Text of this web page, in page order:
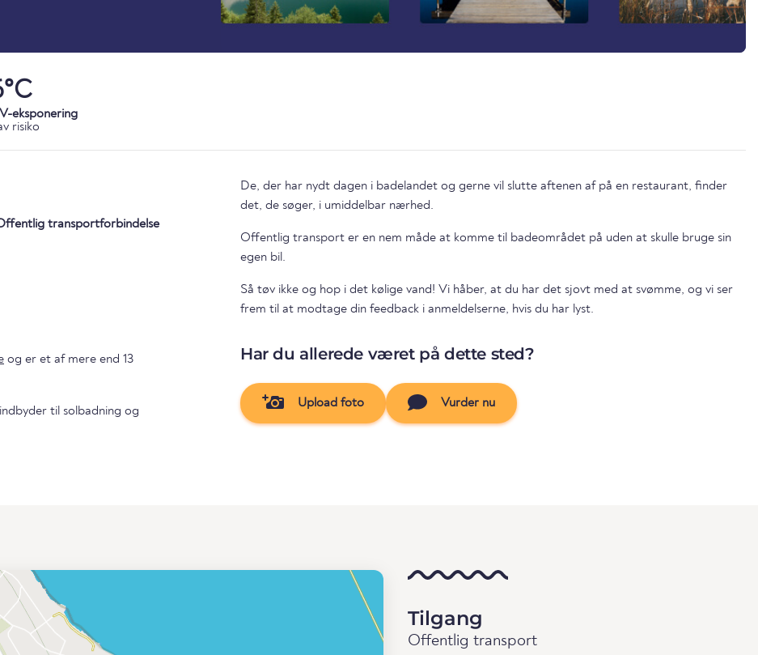
eksponering
risiko
transportforbindelse
og er et af mere end 13
til solbadning og
De, der har nydt dagen i badelandet og gerne vil slutte aftenen af på en restaurant, finder
det, de søger, i umiddelbar nærhed.
Offentlig transport er en nem måde at komme til badeområdet på uden at skulle bruge sin
egen bil.
Så tøv ikke og hop i det kølige vand! Vi håber, at du har det sjovt med at svømme, og vi ser
frem til at modtage din feedback i anmeldelserne, hvis du har lyst.
Har du allerede været på dette sted?
Upload foto Vurder nu
Tilgang
Offentlig transport